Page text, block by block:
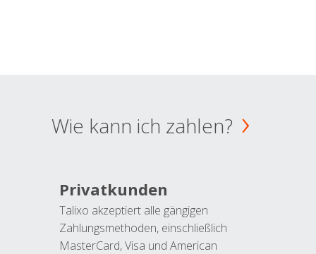
Wie kann ich zahlen?
Privatkunden
Talixo akzeptiert alle gängigen
Zahlungsmethoden, einschließlich
MasterCard, Visa und American